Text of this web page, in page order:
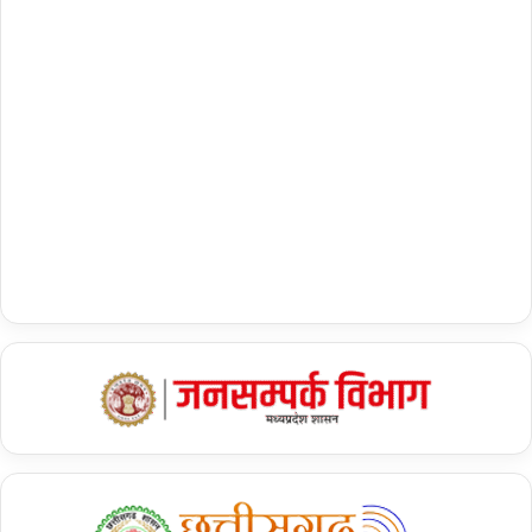
बीजेपी ने हाल ही में हुए विधानसभा चुनावों में पहले ही दिखा दिया है कि हिंदी पट्टी के
राज्यों में उसका पलड़ा भारी है. साल 2019 के चुनाव में कांग्रेस नेता नकुल नाथ
को कुल 47.1 फीसदी वोट शेयर था, जबकि पराजित हुए बीजेपी उम्मीदवार 44.1
नामांकन पत्र दाखिल करने के बाद नकुल नाथ ने कहा था कि, ”मुझे पूरा विश्वास है